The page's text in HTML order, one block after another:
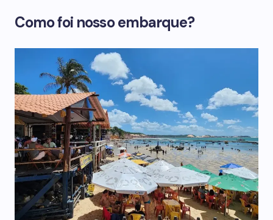
Como foi nosso embarque?